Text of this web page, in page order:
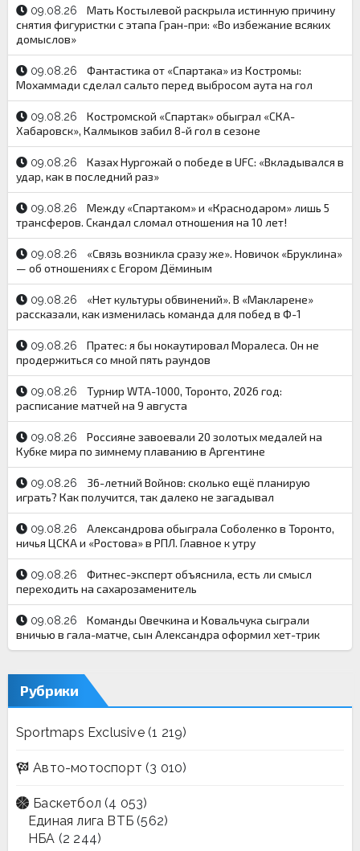
09.08.26
Мать Костылевой раскрыла истинную причину
снятия фигуристки с этапа Гран-при: «Во избежание всяких
домыслов»
09.08.26
Фантастика от «Спартака» из Костромы:
Мохаммади сделал сальто перед выбросом аута на гол
09.08.26
Костромской «Спартак» обыграл «СКА-
Хабаровск», Калмыков забил 8-й гол в сезоне
09.08.26
Казах Нургожай о победе в UFC: «Вкладывался в
удар, как в последний раз»
09.08.26
Между «Спартаком» и «Краснодаром» лишь 5
трансферов. Скандал сломал отношения на 10 лет!
09.08.26
«Связь возникла сразу же». Новичок «Бруклина»
— об отношениях с Егором Дёминым
09.08.26
«Нет культуры обвинений». В «Макларене»
рассказали, как изменилась команда для побед в Ф-1
09.08.26
Пратес: я бы нокаутировал Моралеса. Он не
продержиться со мной пять раундов
09.08.26
Турнир WTA-1000, Торонто, 2026 год:
расписание матчей на 9 августа
09.08.26
Россияне завоевали 20 золотых медалей на
Кубке мира по зимнему плаванию в Аргентине
09.08.26
36-летний Войнов: сколько ещё планирую
играть? Как получится, так далеко не загадывал
09.08.26
Александрова обыграла Соболенко в Торонто,
ничья ЦСКА и «Ростова» в РПЛ. Главное к утру
09.08.26
Фитнес-эксперт объяснила, есть ли смысл
переходить на сахарозаменитель
09.08.26
Команды Овечкина и Ковальчука сыграли
вничью в гала-матче, сын Александра оформил хет-трик
Рубрики
Sportmaps Exclusive(1 219)
Авто-мотоспорт (3 010)
Баскетбол (4 053)
Единая лига ВТБ (562)
НБА (2 244)